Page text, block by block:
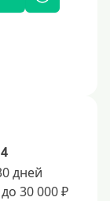
4
дней
30 000 ₽